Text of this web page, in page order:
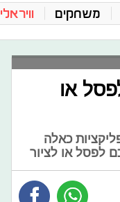
משחקים וויראלי
או
כאלה
לפסל או לציור